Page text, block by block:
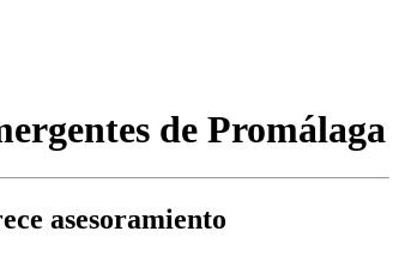
de Promálaga
asesoramiento